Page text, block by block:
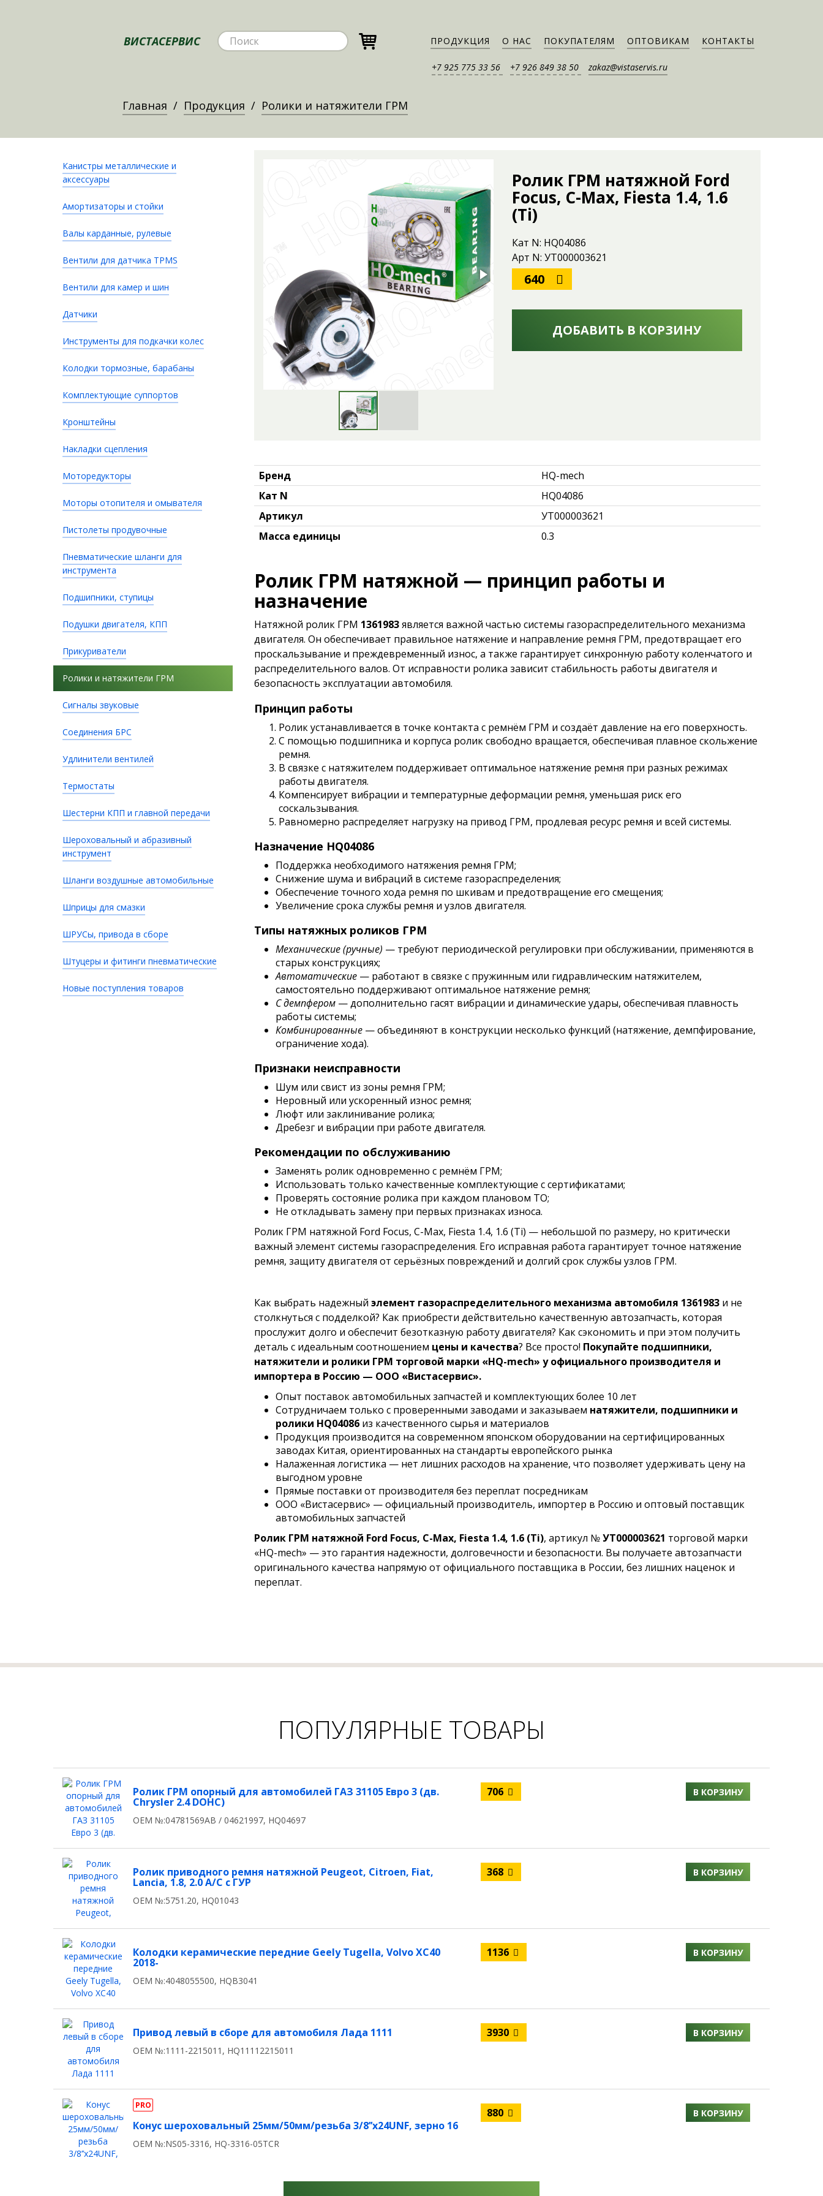
ВИСТАСЕРВИС ПРОДУКЦИЯ О НАС ПОКУПАТЕЛЯМ ОПТОВИКАМ КОНТАКТЫ
+7 925 775 33 56 +7 926 849 38 50 zakaz@vistaservis.ru
Главная Продукция Ролики и натяжители ГРМ
Канистры металлические и
аксессуары
Амортизаторы и стойки
Валы карданные, рулевые
Вентили для датчика TPMS
Вентили для камер и шин
Датчики
Инструменты для подкачки колес
Колодки тормозные, барабаны
Комплектующие суппортов
Кронштейны
Накладки сцепления
Моторедукторы
Моторы отопителя и омывателя
Пистолеты продувочные
Пневматические шланги для
инструмента
Подшипники, ступицы
Подушки двигателя, КПП
Прикуриватели
Ролики и натяжители ГРМ
Сигналы звуковые
Соединения БРС
Удлинители вентилей
Термостаты
Шестерни КПП и главной передачи
Шероховальный и абразивный
инструмент
Шланги воздушные автомобильные
Шприцы для смазки
ШРУСы, привода в сборе
Штуцеры и фитинги пневматические
Новые поступления товаров
Ролик ГРМ натяжной Ford
Focus, C-Max, Fiesta 1.4, 1.6
(Ti)
Кат N: HQ04086
Арт N: УТ000003621
640
ДОБАВИТЬ В КОРЗИНУ
Бренд
HQ-mech
Кат N
HQ04086
Артикул
УТ000003621
Масса единицы
0.3
Ролик ГРМ натяжной — принцип работы и
назначение
Натяжной ролик ГРМ 1361983является важной частью системы газораспределительного механизма
двигателя. Он обеспечивает правильное натяжение и направление ремня ГРМ, предотвращает его
проскальзывание и преждевременный износ, а также гарантирует синхронную работу коленчатого и
распределительного валов. От исправности ролика зависит стабильность работы двигателя и
безопасность эксплуатации автомобиля.
Принцип работы
Ролик устанавливается в точке контакта с ремнём ГРМ и создаёт давление на его поверхность.
С помощью подшипника и корпуса ролик свободно вращается, обеспечивая плавное скольжение
ремня.
В связке с натяжителем поддерживает оптимальное натяжение ремня при разных режимах
работы двигателя.
Компенсирует вибрации и температурные деформации ремня, уменьшая риск его
соскальзывания.
Равномерно распределяет нагрузку на привод ГРМ, продлевая ресурс ремня и всей системы.
Назначение HQ04086
Поддержка необходимого натяжения ремня ГРМ;
Снижение шума и вибраций в системе газораспределения;
Обеспечение точного хода ремня по шкивам и предотвращение его смещения;
Увеличение срока службы ремня и узлов двигателя.
Типы натяжных роликов ГРМ
Механические (ручные) — требуют периодической регулировки при обслуживании, применяются в
старых конструкциях;
Автоматические— работают в связке с пружинным или гидравлическим натяжителем,
самостоятельно поддерживают оптимальное натяжение ремня;
С демпфером— дополнительно гасят вибрации и динамические удары, обеспечивая плавность
работы системы;
Комбинированные— объединяют в конструкции несколько функций (натяжение, демпфирование,
ограничение хода).
Признаки неисправности
Шум или свист из зоны ремня ГРМ;
Неровный или ускоренный износ ремня;
Люфт или заклинивание ролика;
Дребезг и вибрации при работе двигателя.
Рекомендации по обслуживанию
Заменять ролик одновременно с ремнём ГРМ;
Использовать только качественные комплектующие с сертификатами;
Проверять состояние ролика при каждом плановом ТО;
Не откладывать замену при первых признаках износа.
Ролик ГРМ натяжной Ford Focus, C-Max, Fiesta 1.4, 1.6 (Ti) — небольшой по размеру, но критически
важный элемент системы газораспределения. Его исправная работа гарантирует точное натяжение
ремня, защиту двигателя от серьёзных повреждений и долгий срок службы узлов ГРМ.
Как выбрать надежный элемент газораспределительного механизма автомобиля 1361983и не
столкнуться с подделкой? Как приобрести действительно качественную автозапчасть, которая
прослужит долго и обеспечит безотказную работу двигателя? Как сэкономить и при этом получить
деталь с идеальным соотношением цены и качества? Все просто! Покупайте подшипники,
натяжители и ролики ГРМ торговой марки «HQ-mech» у официального производителя и
импортера в Россию — ООО «Вистасервис».
Опыт поставок автомобильных запчастей и комплектующих более 10 лет
Сотрудничаем только с проверенными заводами и заказываем натяжители, подшипники и
ролики HQ04086из качественного сырья и материалов
Продукция производится на современном японском оборудовании на сертифицированных
заводах Китая, ориентированных на стандарты европейского рынка
Налаженная логистика — нет лишних расходов на хранение, что позволяет удерживать цену на
выгодном уровне
Прямые поставки от производителя без переплат посредникам
ООО «Вистасервис» — официальный производитель, импортер в Россию и оптовый поставщик
автомобильных запчастей
Ролик ГРМ натяжной Ford Focus, C-Max, Fiesta 1.4, 1.6 (Ti), артикул №УТ000003621 торговой марки
«HQ-mech» — это гарантия надежности, долговечности и безопасности. Вы получаете автозапчасти
оригинального качества напрямую от официального поставщика в России, без лишних наценок и
переплат.
ПОПУЛЯРНЫЕ ТОВАРЫ
Ролик ГРМ опорный для автомобилей ГАЗ 31105 Eвро 3 (дв.
Chrysler 2.4 DOHC)
OEM №:04781569AB / 04621997, HQ04697
706 В КОРЗИНУ
Ролик приводного ремня натяжной Peugeot, Citroen, Fiat,
Lancia, 1.8, 2.0 А/С c ГУР
OEM №:5751.20, HQ01043
368 В КОРЗИНУ
Колодки керамические передние Geely Tugella, Volvo XC40
2018-
OEM №:4048055500, HQB3041
1136 В КОРЗИНУ
Привод левый в сборе для автомобиля Лада 1111
OEM №:1111-2215011, HQ11112215011
3930 В КОРЗИНУ
PRO
Конус шероховальный 25мм/50мм/резьба 3/8’’х24UNF, зерно 16
OEM №:NS05-3316, HQ-3316-05TCR
880 В КОРЗИНУ